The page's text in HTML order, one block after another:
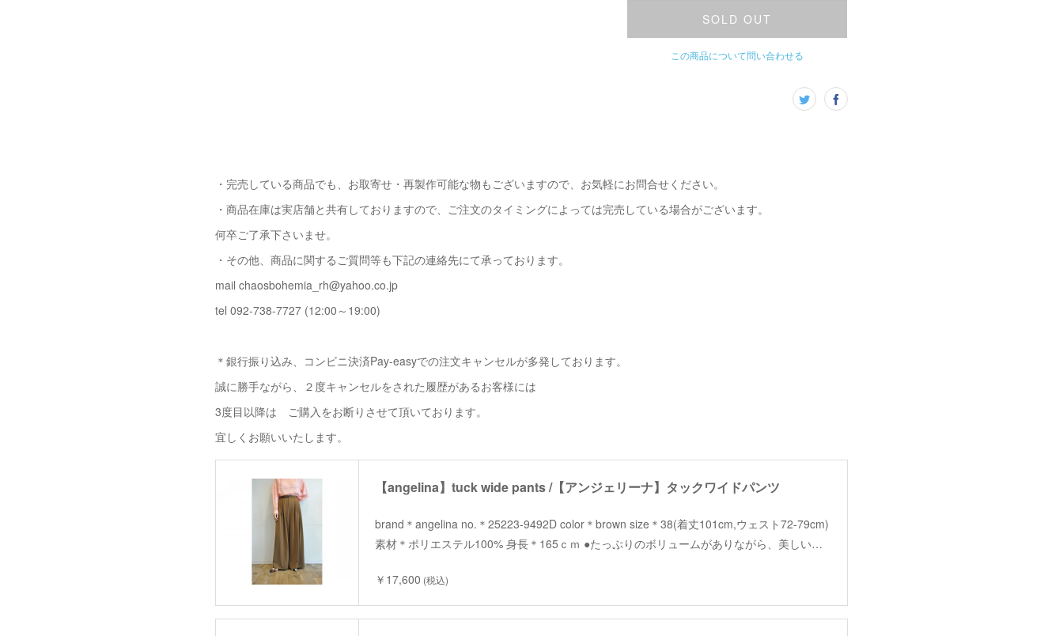
SOLD OUT
この商品について問い合わせる
・完売している商品でも、お取寄せ・再製作可能な物もございますので、お気軽にお問合せください。
・商品在庫は実店舗と共有しておりますので、ご注文のタイミングによっては完売している場合がございます。
何卒ご了承下さいませ。
・その他、商品に関するご質問等も下記の連絡先にて承っております。
mail chaosbohemia_rh@yahoo.co.jp
tel 092-738-7727 (12:00～19:00)
＊銀行振り込み、コンビニ決済Pay-easyでの注文キャンセルが多発しております。
誠に勝手ながら、２度キャンセルをされた履歴があるお客様には
3度目以降は ご購入をお断りさせて頂いております。
宜しくお願いいたします。
【angelina】tuck wide pants /【アンジェリーナ】タックワイドパンツ
brand＊angelina no.＊25223-9492D color＊brown size＊38(着丈101cm,ウェスト72-79cm)
素材＊ポリエステル100% 身長＊165ｃｍ ●たっぷりのボリュームがありながら、美しい…
￥17,600 (税込)